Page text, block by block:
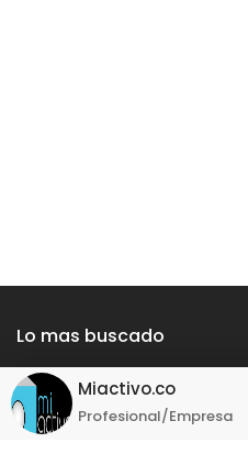
Miactivo.co
Profesional/Empresa
Lo mas buscado
chia -arriendos en chia
medellin - locales en medellin